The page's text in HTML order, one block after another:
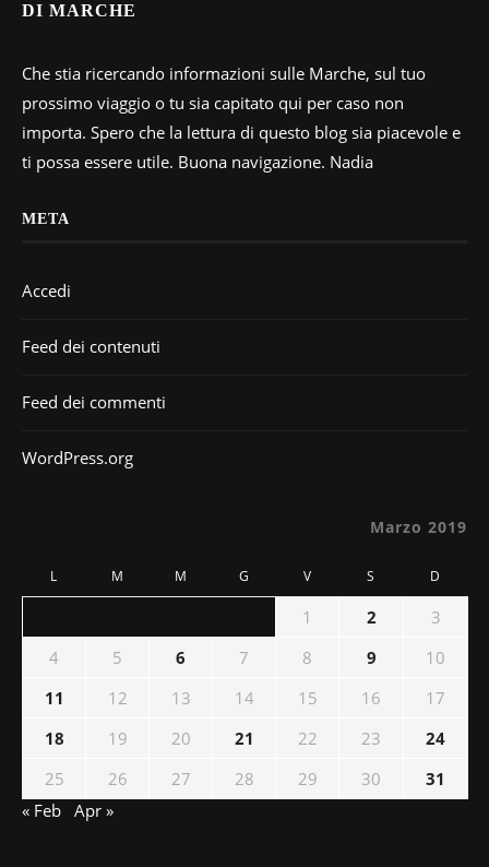
DI MARCHE
Che stia ricercando informazioni sulle Marche, sul tuo
prossimo viaggio o tu sia capitato qui per caso non
importa. Spero che la lettura di questo blog sia piacevole e
ti possa essere utile. Buona navigazione. Nadia
META
Accedi
Feed dei contenuti
Feed dei commenti
WordPress.org
Marzo 2019
L M M G V S D
1 2
3
4
5 6 7 8 9
10
11
12 13 14 15 16
17
18
19 20 21 22 23
24
25
26 27 28 29 30
31
« Feb Apr »